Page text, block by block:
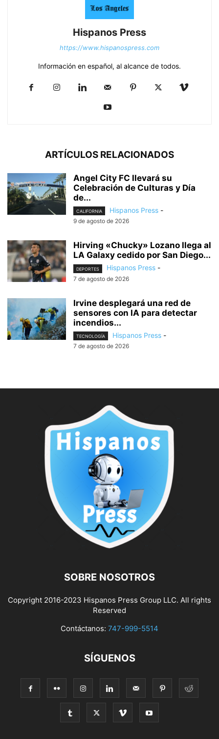
Hispanos Press
https://www.hispanospress.com
Información en español, al alcance de todos.
ARTÍCULOS RELACIONADOS
Angel City FC llevará su
Celebración de Culturas y Día
de...
CALIFORNIA Hispanos Press -
9 de agosto de 2026
Hirving «Chucky» Lozano llega al
LA Galaxy cedido por San Diego...
DEPORTES Hispanos Press -
7 de agosto de 2026
Irvine desplegará una red de
sensores con IA para detectar
incendios...
TECNOLOGÍA Hispanos Press -
7 de agosto de 2026
SOBRE NOSOTROS
Copyright 2016-2023 Hispanos Press Group LLC. All rights
Reserved
Contáctanos: 747-999-5514
SÍGUENOS